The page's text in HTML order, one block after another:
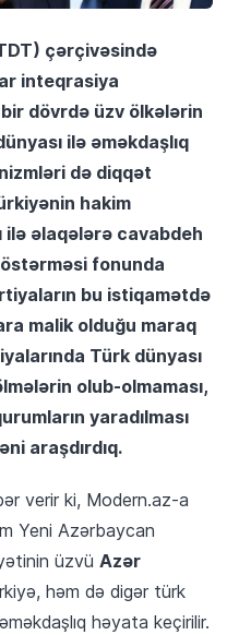
çərçivəsində
inteqrasiya
dövrdə üzv ölkələrin
ilə əməkdaşlıq
də diqqət
hakim
ilə əlaqələrə cavabdeh
fonunda
bu istiqamətdə
malik olduğu maraq
Türk dünyası
olub-olmaması,
yaradılması
araşdırdıq.
verir ki, Modern.az-a
Yeni Azərbaycan
üzvü Azər
həm də digər türk
həyata keçirilir.